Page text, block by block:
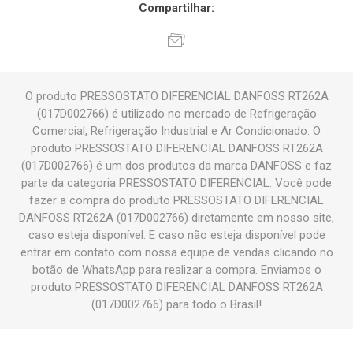
Compartilhar:
O produto PRESSOSTATO DIFERENCIAL DANFOSS RT262A
(017D002766) é utilizado no mercado de Refrigeração
Comercial, Refrigeração Industrial e Ar Condicionado. O
produto PRESSOSTATO DIFERENCIAL DANFOSS RT262A
(017D002766) é um dos produtos da marca DANFOSS e faz
parte da categoria PRESSOSTATO DIFERENCIAL. Você pode
fazer a compra do produto PRESSOSTATO DIFERENCIAL
DANFOSS RT262A (017D002766) diretamente em nosso site,
caso esteja disponível. E caso não esteja disponível pode
entrar em contato com nossa equipe de vendas clicando no
botão de WhatsApp para realizar a compra. Enviamos o
produto PRESSOSTATO DIFERENCIAL DANFOSS RT262A
(017D002766) para todo o Brasil!